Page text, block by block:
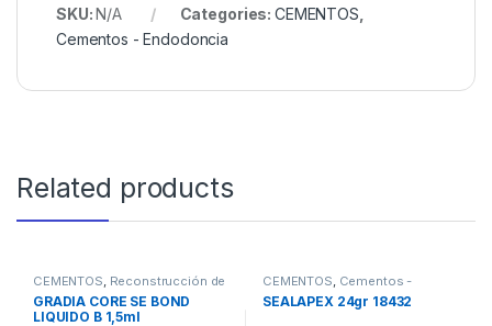
SKU:N/A Categories: CEMENTOS
Cementos - Endodoncia
Related products
CEMENTOS Reconstrucción de
GRADIA CORE SE BOND
LIQUIDO B 1,5ml
CEMENTOS Cementos -
Endodoncia
SEALAPEX 24gr 18432